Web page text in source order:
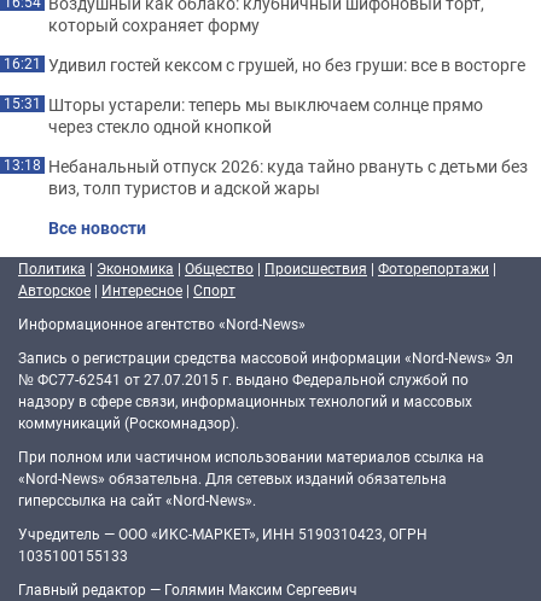
который сохраняет форму
16:21 Удивил гостей кексом с грушей, но без груши: все в восторге
15:31 Шторы устарели: теперь мы выключаем солнце прямо
через стекло одной кнопкой
13:18 Небанальный отпуск 2026: куда тайно рвануть с детьми без
виз, толп туристов и адской жары
Все новости
Политика | Экономика | Общество | Происшествия | Фоторепортажи |
Авторское | Интересное | Спорт
Информационное агентство «Nord-News»
Запись о регистрации средства массовой информации «Nord-News» Эл
№ ФС77-62541 от 27.07.2015 г. выдано Федеральной службой по
надзору в сфере связи, информационных технологий и массовых
коммуникаций (Роскомнадзор).
При полном или частичном использовании материалов ссылка на
«Nord-News» обязательна. Для сетевых изданий обязательна
гиперссылка на сайт «Nord-News».
Учредитель — ООО «ИКС-МАРКЕТ», ИНН 5190310423, ОГРН
1035100155133
Главный редактор — Голямин Максим Сергеевич